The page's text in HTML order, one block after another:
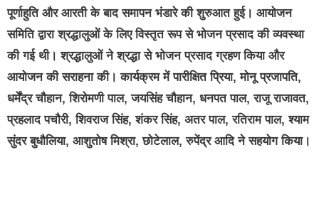
पूर्णाहुति और आरती के बाद समापन भंडारे की शुरुआत हुई। आयोजन
समिति द्वारा श्रद्धालुओं के लिए विस्तृत रूप से भोजन प्रसाद की व्यवस्था
की गई थी। श्रद्धालुओं ने श्रद्धा से भोजन प्रसाद ग्रहण किया और
आयोजन की सराहना की। कार्यक्रम में पारीक्षित प्रिया, मोनू प्रजापति,
धर्मेंद्र चौहान, शिरोमणी पाल, जयसिंह चौहान, धनपत पाल, राजू राजावत,
प्रहलाद पचौरी, शिवराज सिंह, शंकर सिंह, अतर पाल, रतिराम पाल, श्याम
सुंदर बुधौलिया, आशुतोष मिश्रा, छोटेलाल, रुपेंद्र आदि ने सहयोग किया।